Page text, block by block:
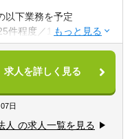
が使える方（MS
）
】
ずれかに該当する方歓
などのクライアントサ
ある方
以下業務を予定
件程度／1人）
、伝票整理
告業務
言
力指導
申込資料作成、相談対
求人を詳しく見る
日
人 の求人一覧を見る